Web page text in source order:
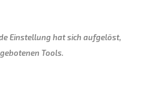
Einstellung hat sich aufgelöst,
Tools.